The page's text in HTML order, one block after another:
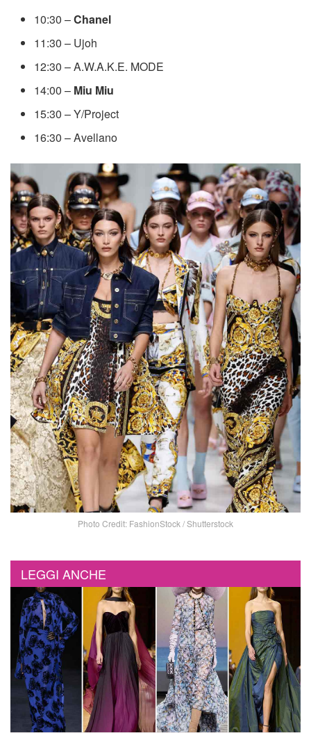
10:30 –Chanel
11:30 – Ujoh
12:30 – A.W.A.K.E. MODE
14:00 – Miu Miu
15:30 – Y/Project
16:30 – Avellano
Photo Credit: FashionStock / Shutterstock
LEGGI ANCHE